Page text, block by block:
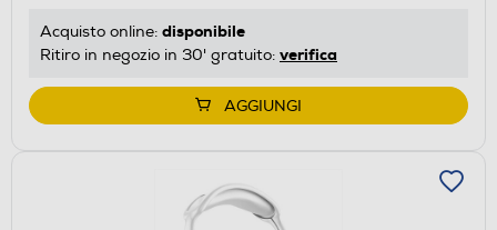
Acquisto online: disponibile
Ritiro in negozio in 30' gratuito: verifica
AGGIUNGI